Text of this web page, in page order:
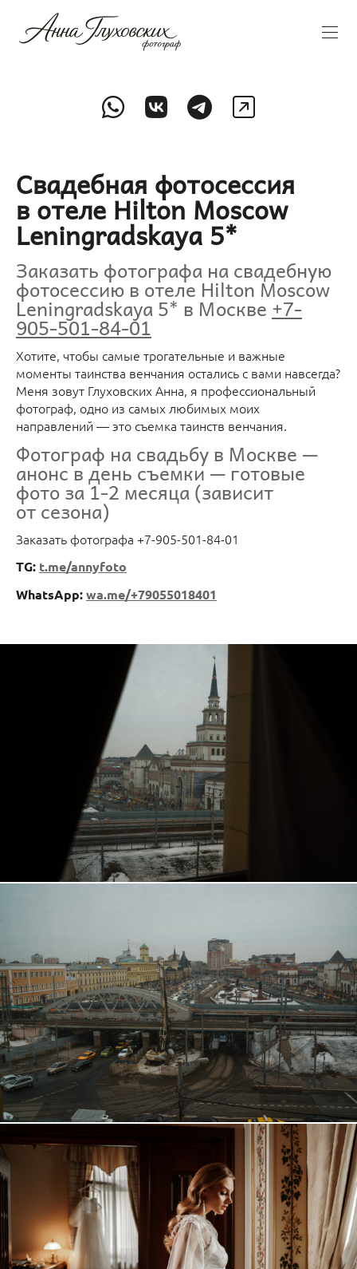
Свадебная фотосессия
в отеле Hilton Moscow
Leningradskaya 5*
Заказать фотографа на свадебную
фотосессию в отеле Hilton Moscow
Leningradskaya 5* в Москве +7-
905-501-84-01
Хотите, чтобы самые трогательные и важные
моменты таинства венчания остались с вами навсегда?
Меня зовут Глуховских Анна, я профессиональный
фотограф, одно из самых любимых моих
направлений — это съемка таинств венчания.
Фотограф на свадьбу в Москве —
анонс в день съемки — готовые
фото за 1-2 месяца (зависит
от сезона)
Заказать фотографа +7-905-501-84-01
TG: t.me/annyfoto
WhatsApp:wa.me/+79055018401